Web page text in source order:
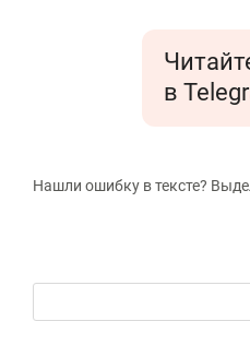
в
Нашли ошибку в тексте?